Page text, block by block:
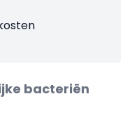
bacteriën